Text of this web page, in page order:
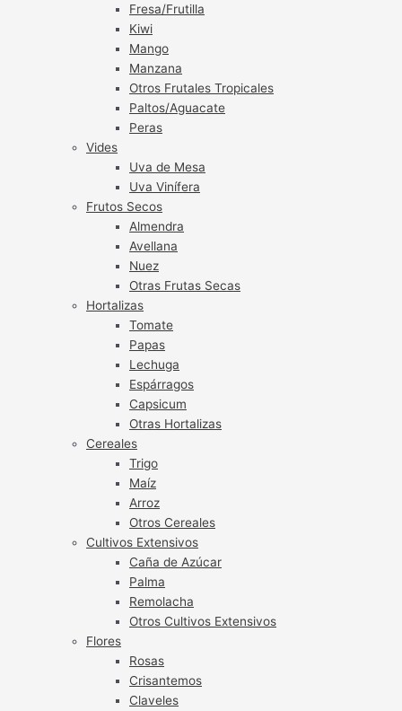
Fresa/Frutilla
Kiwi
Mango
Manzana
Otros Frutales Tropicales
Paltos/Aguacate
Peras
Vides
Uva de Mesa
Uva Vinífera
Frutos Secos
Almendra
Avellana
Nuez
Otras Frutas Secas
Hortalizas
Tomate
Papas
Lechuga
Espárragos
Capsicum
Otras Hortalizas
Cereales
Trigo
Maíz
Arroz
Otros Cereales
Cultivos Extensivos
Caña de Azúcar
Palma
Remolacha
Otros Cultivos Extensivos
Flores
Rosas
Crisantemos
Claveles